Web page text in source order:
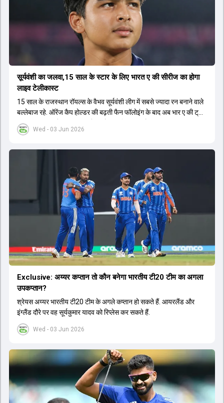
Wed - 03 Jun 2026
सूर्यवंशी का जलवा,15 साल के स्टार के लिए भारत ए की सीरीज का होगा
लाइव टेलीकास्ट
15 साल के राजस्थान रॉयल्स के वैभव सूर्यवंशी लीग में सबसे ज्यादा रन बनाने वाले
बल्लेबाज रहे. ऑरेंज कैप होल्डर की बढ़ती फैन फॉलोइंग के बाद अब भार ए की ट्राई
सीरीज का लाइव टेलीकास्ट करने का फैसला लिया गया है.
Wed - 03 Jun 2026
Exclusive: अय्यर कप्तान तो कौन बनेगा भारतीय टी20 टीम का अगला
उपकप्तान?
श्रेयस अय्यर भारतीय टी20 टीम के अगले कप्तान हो सकते हैं. आयरलैंड और
इंग्लैंड दौरे पर वह सूर्यकुमार यादव को रिप्लेस कर सकते हैं.